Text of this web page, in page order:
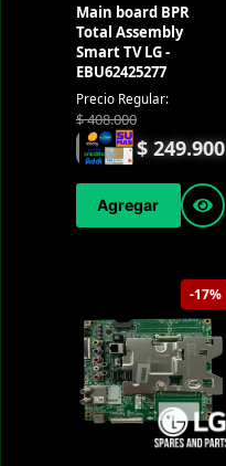
Main board BPR
Total Assembly
Smart TV LG -
EBU62425277
Precio Regular:
$408.000
$ 249.900
Agregar
-17%